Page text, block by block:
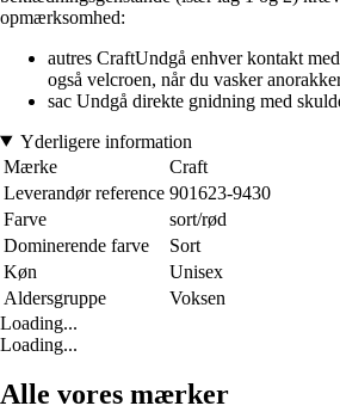
opmærksomhed:
autres CraftUndgå enhver kontakt
også velcroen, når du vasker
sac Undgå direkte gnidning med
Yderligere information
Mærke
Craft
Leverandør reference 901623-9430
Farve
sort/rød
Dominerende farve
Sort
Køn
Unisex
Aldersgruppe
Voksen
Loading...
Loading...
Alle vores mærker